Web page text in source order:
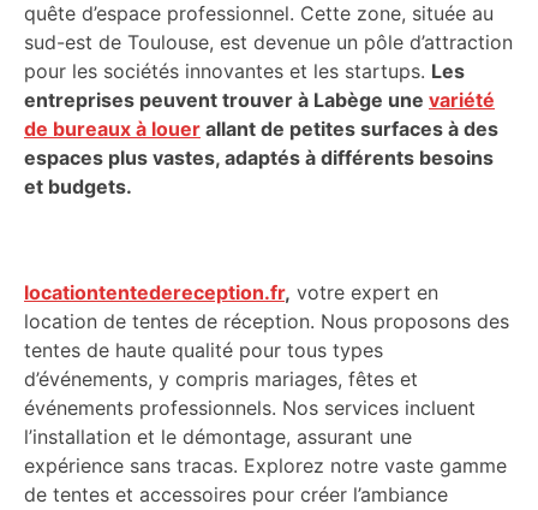
quête d’espace professionnel. Cette zone, située au
sud-est de Toulouse, est devenue un pôle d’attraction
pour les sociétés innovantes et les startups. Les
entreprises peuvent trouver à Labège une variété
de bureaux à louer allant de petites surfaces à des
espaces plus vastes, adaptés à différents besoins
et budgets.
locationtentedereception.fr, votre expert en
location de tentes de réception. Nous proposons des
tentes de haute qualité pour tous types
d’événements, y compris mariages, fêtes et
événements professionnels. Nos services incluent
l’installation et le démontage, assurant une
expérience sans tracas. Explorez notre vaste gamme
de tentes et accessoires pour créer l’ambiance